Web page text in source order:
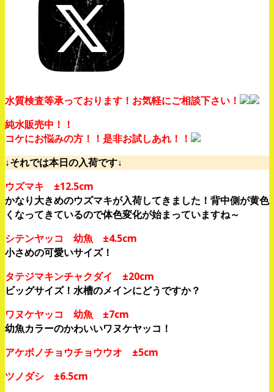
水質検査等承っております！お気軽にご相談下さい！
純水販売中！！
コケにお悩みの方！！是非お試しあれ！！
↓それでは本日の入荷です↓
ウズマキ ±12.5cm
かなり大きめのウズマキが入荷してきました！背中側が黄色
くなってきているので体色変化が始まっていますね～
シテンヤッコ 幼魚 ±4.5cm
小さめの可愛いサイズ！
タテジマキンチャクダイ ±20cm
ビッグサイズ！水槽のメインにどうですか？
ワヌケヤッコ 幼魚 ±7cm
幼魚カラーのかわいいワヌケヤッコ！
アケボノチョウチョウウオ ±5cm
ツノダシ ±6.5cm